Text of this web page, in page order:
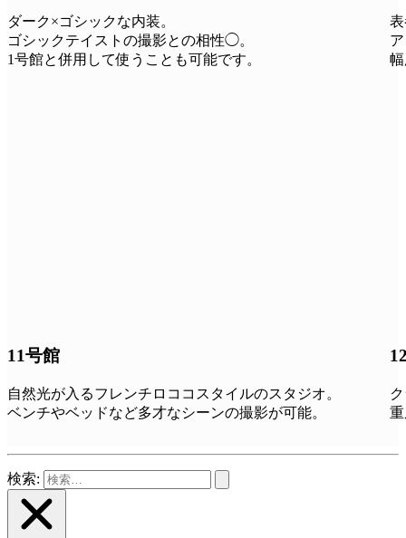
ダーク×ゴシックな内装。
ゴシックテイストの撮影との相性◯。
1号館と併用して使うことも可能です。
11号館
自然光が入るフレンチロココスタイルのスタジオ。
ベンチやベッドなど多才なシーンの撮影が可能。
検索: